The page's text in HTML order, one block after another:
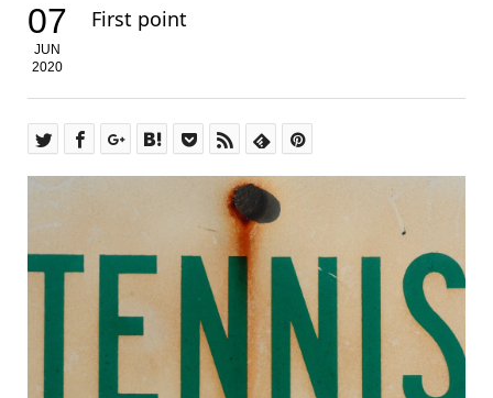
07
JUN
2020
First point